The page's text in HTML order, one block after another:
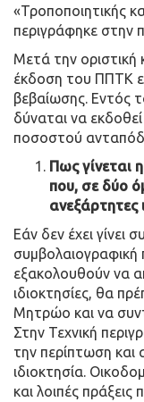
«Τροποποιητικής
περιγράφηκε στην
Μετά την οριστική
έκδοση του ΠΠΤΚ
βεβαίωσης. Εντός
δύναται να
ποσοστού
Πως γίνεται
που, σε δύο
ανεξάρτητες
Εάν δεν έχει
συμβολαιογραφική
εξακολουθούν να
ιδιοκτησίες, θα
Μητρώο και να
Στην Τεχνική
την περίπτωση και
ιδιοκτησία.
και λοιπές